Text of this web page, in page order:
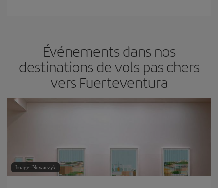
Événements dans nos
destinations de vols pas chers
vers Fuerteventura
Image: Nowaczyk